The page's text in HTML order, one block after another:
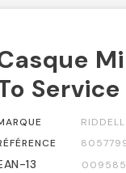
RIDDELL
13